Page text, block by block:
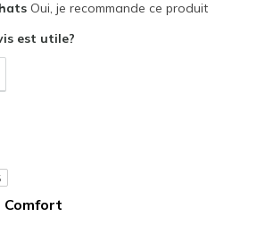
Oui, je recommande ce produit
est utile?
Comfort